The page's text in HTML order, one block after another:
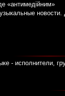
«антимедійним»
новости.
- исполнители,